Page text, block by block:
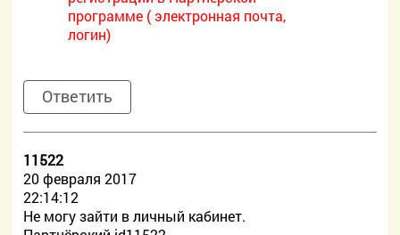
программе ( электронная почта,
логин)
Ответить
11522
20 февраля 2017
22:14:12
Не могу зайти в личный кабинет.